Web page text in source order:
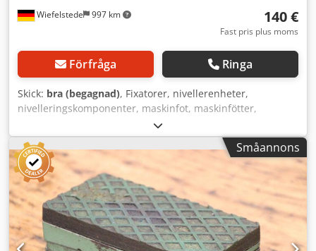
Wiefelstede 997 km 140 €
Fast pris plus moms
Förfråga Ringa
Skick: bra (begagnad), Fixatorer, nivellerenheter,
nivelleringskomponenter, maskinfot, maskinfötter,
nivelleringssko, maskinfundament, nivelleringssko, kilskor,
maskinstöd, nivelleringsfot, fjädrande element -
Nivelleringskomponenter: 5 stycken, för verktygsmaskiner
och anläggningar Dsdefzlutepfx Ahkokr -Pris/försäljning:
komplett -Mått: Ø 220 x 167 mm -Vikt totalt: 34,5 kg
Småannons